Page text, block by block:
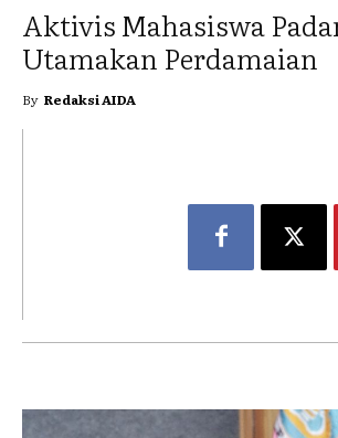
Aktivis Mahasiswa
Utamakan Perdamaian
By Redaksi AIDA